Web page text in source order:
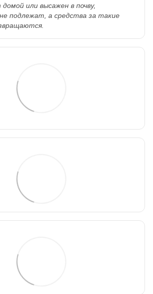
или высажен в почву,
подлежат, а средства за такие